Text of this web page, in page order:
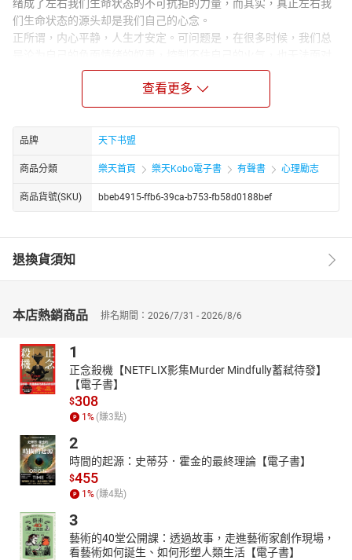
绪成了左右我们生命状态的不可抗拒的力量，而其实，真正左右我
们生命状态的源头却是我们自己的心念。
正所谓，内心平静，人生才安定。可问题是，在很多时候，我们总
自己的烦恼。或许只有当我们被自己的嗔恨心折磨得痛苦不堪时才
能明白，其实自己真正需要的并不是金钱、地位、珠宝等有形的物
质财富或者无形的欲望，而是真正能够化解内心烦恼、熄灭心头怒
火的心灵处方。
查看更多
品牌 天下书盟
商品分類 樂天首頁 樂天Kobo電子書 有聲書 心理勵志
商品貨號(SKU) bbeb4915-ffb6-39ca-b753-fb58d0188bef
退換貨須知
本店熱銷商品 排名期間：2026/7/31 - 2026/8/6
1
正念殺機【NETFLIX影集Murder Mindfully蓄弒待發】
【電子書】
$308
1 % (賺3點)
2
時間的起源：史蒂芬．霍金的最終理論【電子書】
$455
1 % (賺4點)
3
藝術的40堂公開課：透過故事，走進藝術家創作現場，
看藝術如何誕生、如何形塑人類生活【電子書】